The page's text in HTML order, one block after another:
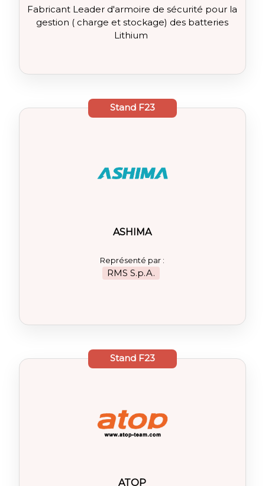
Fabricant Leader d'armoire de sécurité pour la
gestion ( charge et stockage) des batteries
Lithium
StandF23
ASHIMA
Représenté par :
RMS S.p.A.
StandF23
ATOP